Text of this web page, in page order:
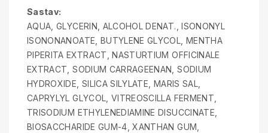
Sastav:
AQUA, GLYCERIN, ALCOHOL DENAT., ISONONYL
ISONONANOATE, BUTYLENE GLYCOL, MENTHA
PIPERITA EXTRACT, NASTURTIUM OFFICINALE
EXTRACT, SODIUM CARRAGEENAN, SODIUM
HYDROXIDE, SILICA SILYLATE, MARIS SAL,
CAPRYLYL GLYCOL, VITREOSCILLA FERMENT,
TRISODIUM ETHYLENEDIAMINE DISUCCINATE,
BIOSACCHARIDE GUM-4, XANTHAN GUM,